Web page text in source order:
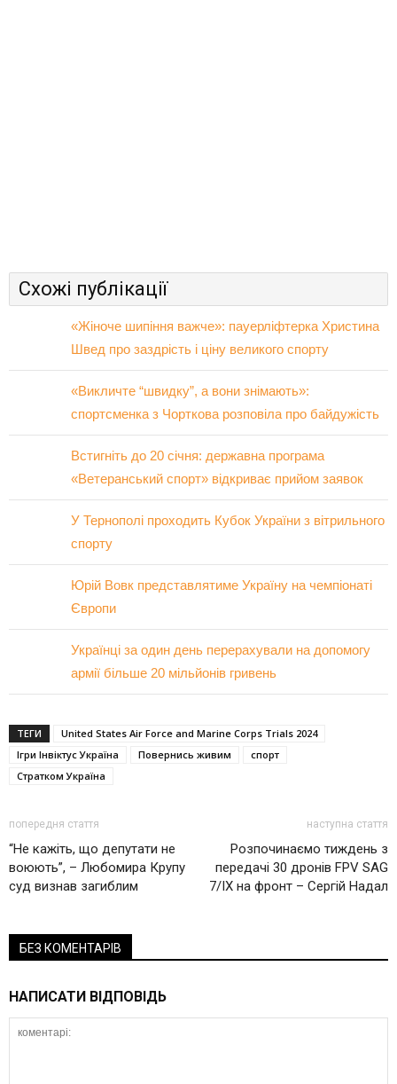
Схожі публікації
«Жіноче шипіння важче»: пауерліфтерка Христина
Швед про заздрість і ціну великого спорту
«Викличте “швидку”, а вони знімають»:
спортсменка з Чорткова розповіла про байдужість
Встигніть до 20 січня: державна програма
«Ветеранський спорт» відкриває прийом заявок
У Тернополі проходить Кубок України з вітрильного
спорту
Юрій Вовк представлятиме Україну на чемпіонаті
Європи
Українці за один день перерахували на допомогу
армії більше 20 мільйонів гривень
ТЕГИ
United States Air Force and Marine Corps Trials 2024
Ігри Інвіктус Україна
Повернись живим
спорт
Стратком Україна
попередня стаття
“Не кажіть, що депутати не
воюють”, – Любомира Крупу
суд визнав загиблим
наступна стаття
Розпочинаємо тиждень з
передачі 30 дронів FPV SAG
7/IX на фронт – Сергій Надал
БЕЗ КОМЕНТАРІВ
НАПИСАТИ ВІДПОВІДЬ